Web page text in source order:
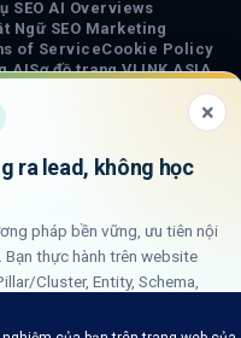
MasterCard
Cash
Delivery
SEO AI Overviews
Ngữ SEO Marketing
of ServiceCookie Policy
AISơ đồ trang VLINK ASIA
×
ra lead, không học
pháp bền vững, ưu tiên nội
thực hành trên website
Cluster, Entity, Schema,